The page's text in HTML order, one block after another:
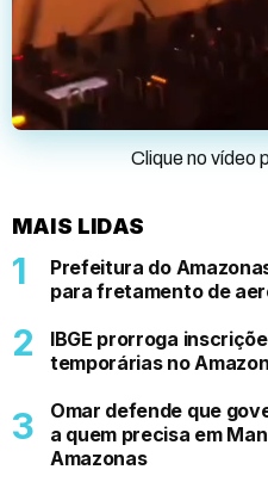
Clique no vídeo
MAIS LIDAS
Prefeitura do
para fretamento de
IBGE prorroga
temporárias no
Omar defende que
a quem precisa em
Amazonas